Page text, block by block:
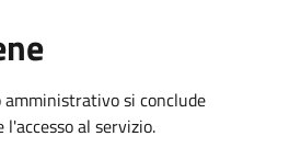
si conclude
al servizio.